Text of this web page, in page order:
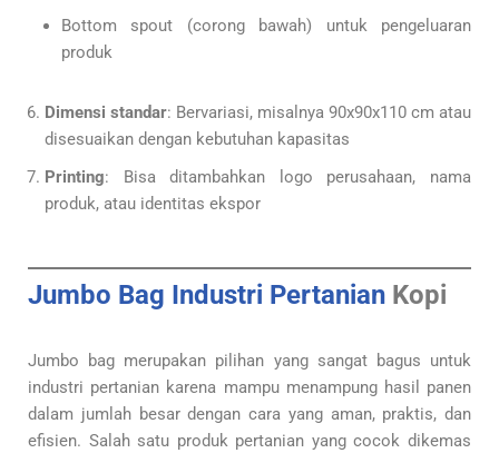
Bottom spout (corong bawah) untuk pengeluaran
produk
Dimensi standar: Bervariasi, misalnya 90x90x110 cm atau
disesuaikan dengan kebutuhan kapasitas
Printing: Bisa ditambahkan logo perusahaan, nama
produk, atau identitas ekspor
Jumbo Bag Industri Pertanian Kopi
Jumbo bag merupakan pilihan yang sangat bagus untuk
industri pertanian karena mampu menampung hasil panen
dalam jumlah besar dengan cara yang aman, praktis, dan
efisien. Salah satu produk pertanian yang cocok dikemas